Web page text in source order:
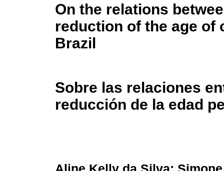
On the relations
reduction of the age
Brazil
Sobre las relaciones
reducción de la edad